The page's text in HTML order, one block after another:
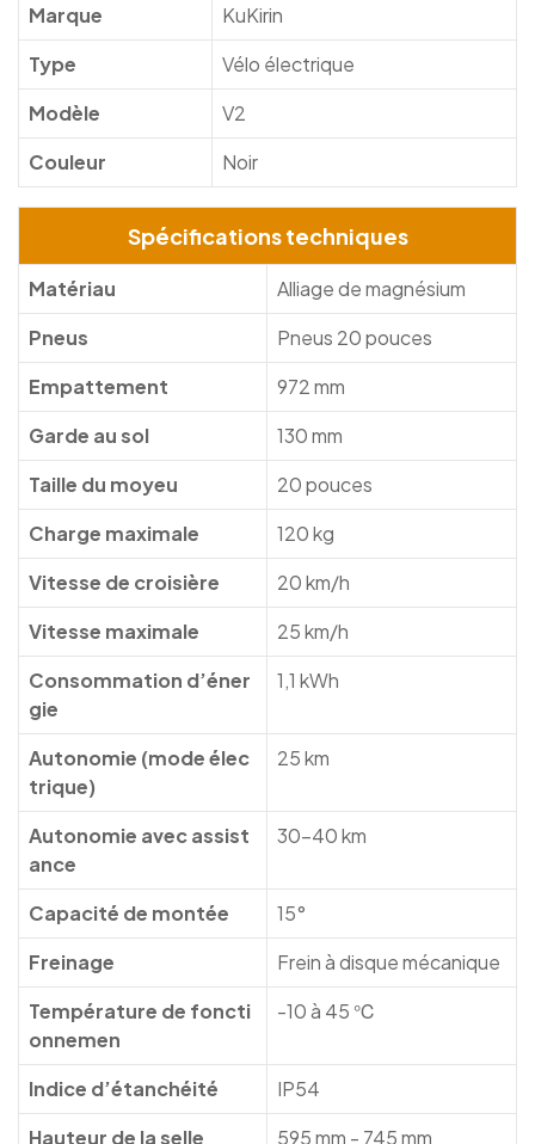
Marque
KuKirin
Type
Vélo électrique
Modèle
V2
Couleur
Noir
Spécifications techniques
Matériau
Alliage de magnésium
Pneus
Pneus 20 pouces
Empattement
972 mm
Garde au sol
130 mm
Taille du moyeu
20 pouces
Charge maximale
120 kg
Vitesse de croisière
20 km/h
Vitesse maximale
25 km/h
Consommation d’éner
gie
1,1 kWh
Autonomie (mode élec
trique)
25 km
Autonomie avec assist
ance
30-40 km
Capacité de montée
15°
Freinage
Frein à disque mécanique
Température de foncti
onnemen
-10 à 45 ℃
Indice d’étanchéité
IP54
Hauteur de la selle
595 mm - 745 mm